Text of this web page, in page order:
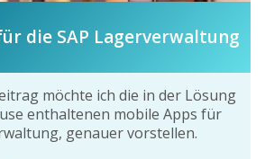
die SAP Lagerverwaltung
möchte ich die in der Lösung
enthaltenen mobile Apps für
genauer vorstellen.